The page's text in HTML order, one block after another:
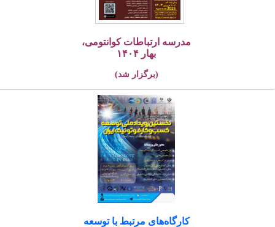
مدرسه ارتباطات کوانتومی،
بهار ۱۴۰۴
(برگزار شد)
کارگاه‌های مرتبط با توسعه